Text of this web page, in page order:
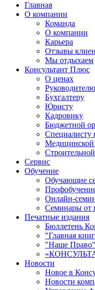
Главная
О компании
Команда
О компании
Карьера
Отзывы
Мы отдыхаем
Консультант Плюс
О ценах
Руководителю
Бухгалтеру
Юристу
Кадровику
Бюджетной
Специалисту
Медицинской
Сервис
Обучение
Обучающие
Онлайн-
Семинары от
Печатные издания
Бюллетень
"Главная
"Наше Право"
Новости
Новое в
Новости